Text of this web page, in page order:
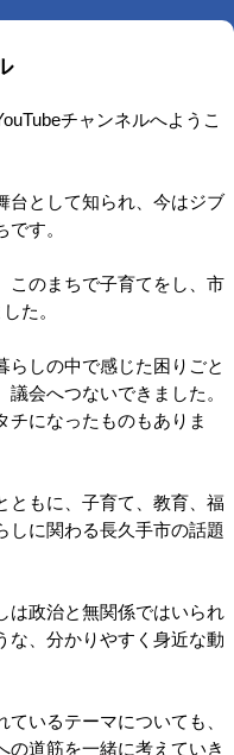
チャンネルへようこ
台として知られ、今はジブ
す。
このまちで子育てをし、市
た。
らしの中で感じた困りごと
会へつないできました。
チになったものもありま
ともに、子育て、教育、福
しに関わる長久手市の話題
は政治と無関係ではいられ
な、分かりやすく身近な動
いるテーマについても、
の道筋を一緒に考えていき